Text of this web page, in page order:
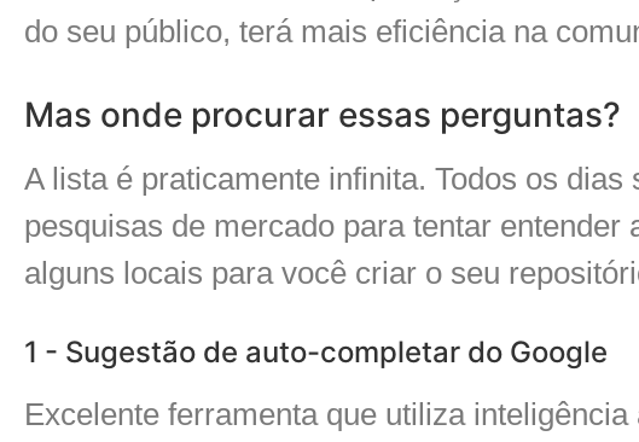
do seu público, terá mais eficiência na
Mas onde procurar essas perguntas?
A lista é praticamente infinita. Todos os
pesquisas de mercado para tentar
alguns locais para você criar o seu
1 - Sugestão de auto-completar do Google
Excelente ferramenta que utiliza